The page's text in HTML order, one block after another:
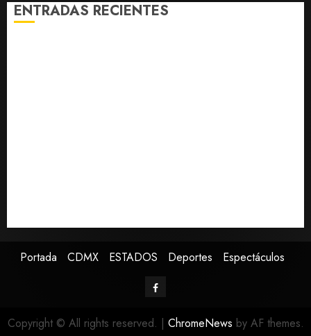
ENTRADAS RECIENTES
Portada CDMX ESTADOS Deportes Espectáculos
Copyright © All rights reserved. | ChromeNews by AF themes.